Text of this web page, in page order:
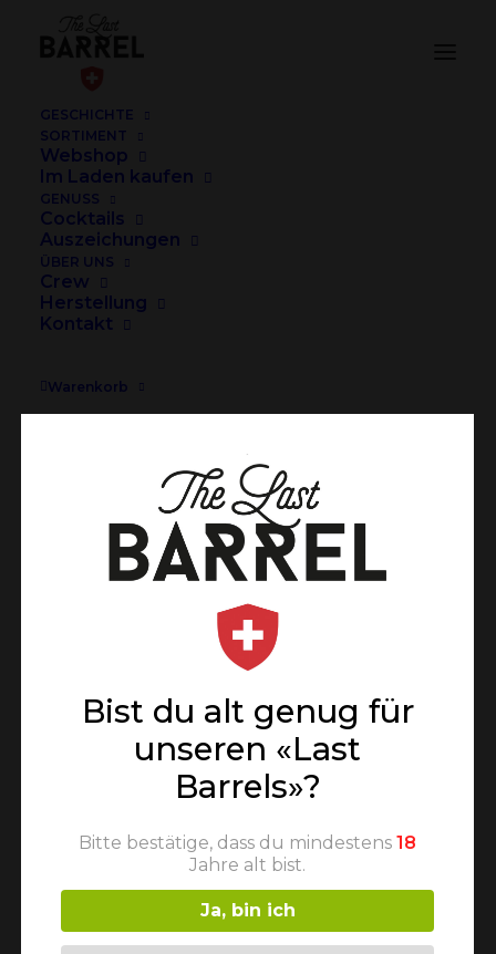
GESCHICHTE
SORTIMENT
Webshop
Im Laden kaufen
GENUSS
Cocktails
Auszeichungen
ÜBER UNS
Crew
Herstellung
Kontakt
Warenkorb
Last Barrel Shooting, Bar Tender, Mix
Last Barrel Shooting, Bar Tender, Mix Drink
Facebook
Bist du alt genug für
unseren «Last
Barrels»?
Bitte bestätige, dass du mindestens18
Jahre alt bist.
Ja, bin ich